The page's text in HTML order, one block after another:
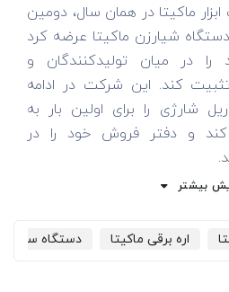
ماکیتا در همان سال، دومین
شیارزن ماکیتا عرضه کرد
در میان تولیدکنندگان و
کند. این شرکت در ادامه
شارژی را برای اولین بار به
و دفتر فروش خود را در
مارک ماکیتا در سال 2004 اولین ابزار خود با موتور براشلس
در زمان‌های طولانی مدت، با
بیشتر
اره برقی ماکیتا دستگاه